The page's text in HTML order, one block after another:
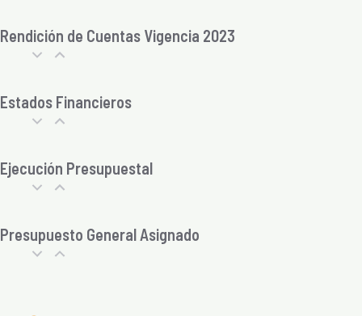
Rendición de Cuentas Vigencia 2023
Estados Financieros
Ejecución Presupuestal
Presupuesto General Asignado